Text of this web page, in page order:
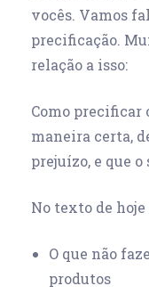
vocês. Vamos
precificação.
relação a isso:
Como precificar
maneira certa,
prejuízo, e que o
No texto de
O que não
produtos